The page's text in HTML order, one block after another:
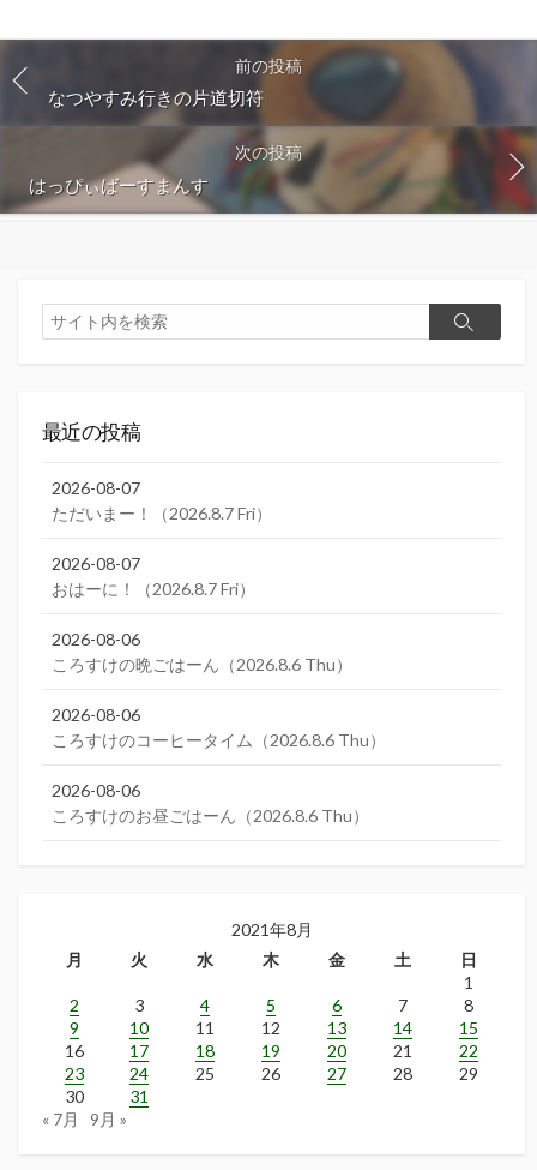
前の投稿
なつやすみ行きの片道切符
次の投稿
はっぴぃばーすまんす
検
索
検
最近の投稿
2026-08-07
ただいまー！（2026.8.7 Fri）
2026-08-07
おはーに！（2026.8.7 Fri）
2026-08-06
ころすけの晩ごはーん（2026.8.6 Thu）
2026-08-06
ころすけのコーヒータイム（2026.8.6 Thu）
2026-08-06
ころすけのお昼ごはーん（2026.8.6 Thu）
2021年8月
月
火 水 木 金 土
日
1
2
3 4 5 6 7
8
9
10 11 12 13 14
15
16
17 18 19 20 21
22
23
24 25 26 27 28
29
30
31
« 7月
9月 »